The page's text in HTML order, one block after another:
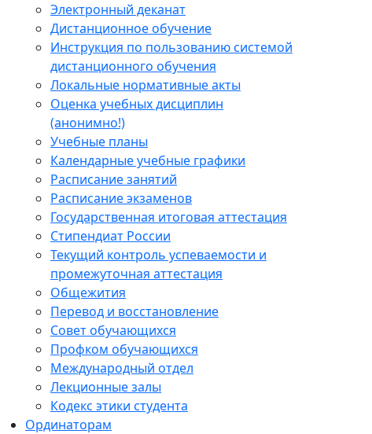
Электронный деканат
Дистанционное обучение
Инструкция по пользованию системой
дистанционного обучения
Локальные нормативные акты
Оценка учебных дисциплин
(анонимно!)
Учебные планы
Календарные учебные графики
Расписание занятий
Расписание экзаменов
Государственная итоговая аттестация
Стипендиат России
Текущий контроль успеваемости и
промежуточная аттестация
Общежития
Перевод и восстановление
Совет обучающихся
Профком обучающихся
Международный отдел
Лекционные залы
Кодекс этики студента
Ординаторам